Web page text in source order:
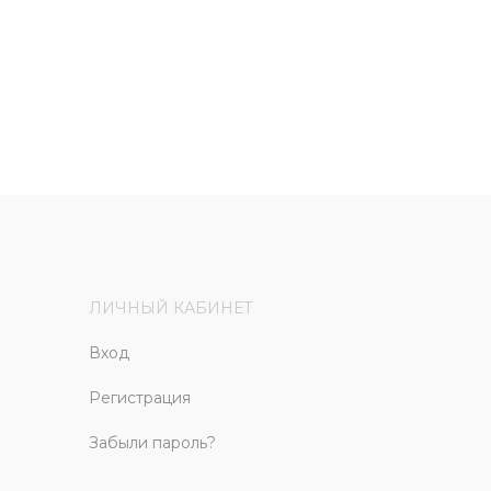
ЛИЧНЫЙ КАБИНЕТ
Вход
Регистрация
Забыли пароль?